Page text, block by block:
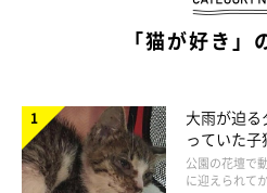
ィがチャームポイント。現在は天
2005年4月19日ー2016年1月27日
ももじろう
「猫が好き」
大雨が迫る
っていた
と“姉妹”
公園の花壇で
に迎えられて